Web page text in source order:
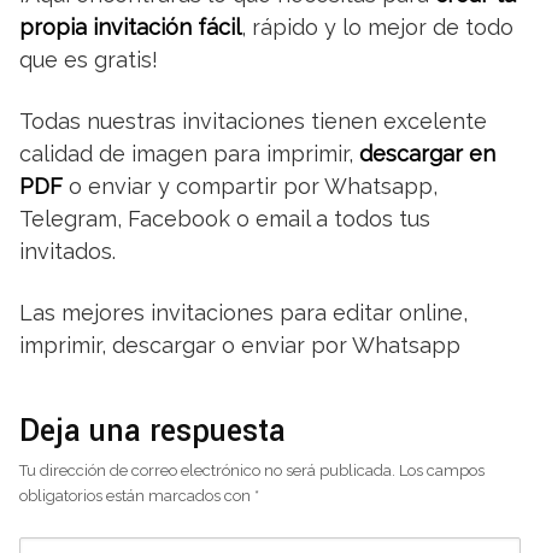
propia invitación fácil, rápido y lo mejor de todo
que es gratis!
Todas nuestras invitaciones tienen excelente
calidad de imagen para imprimir, descargar en
PDF o enviar y compartir por Whatsapp,
Telegram, Facebook o email a todos tus
invitados.
Las mejores invitaciones para editar online,
imprimir, descargar o enviar por Whatsapp
Deja una respuesta
Tu dirección de correo electrónico no será publicada. Los campos
obligatorios están marcados con *